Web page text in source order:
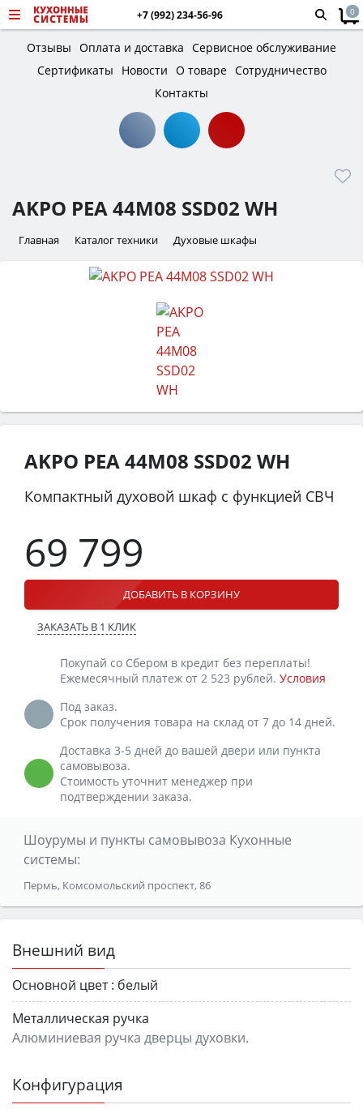
+7 (992) 234-56-96 0
Отзывы Оплата и доставка Сервисное обслуживание
Сертификаты
Новости О товаре Сотрудничество
Контакты
AKPO PEA 44M08 SSD02 WH
Главная Каталог техники Духовые шкафы
AKPO PEA 44M08 SSD02 WH
Компактный духовой шкаф с функцией СВЧ
69 799
ДОБАВИТЬ В КОРЗИНУ
ЗАКАЗАТЬ В 1 КЛИК
Покупай со Сбером в кредит без переплаты!
Ежемесячный платеж от 2 523 рублей. Условия
Под заказ.
Срок получения товара на склад от 7 до 14 дней.
Доставка 3-5 дней до вашей двери или пункта
самовывоза.
Стоимость уточнит менеджер при
подтверждении заказа.
Шоурумы и пункты самовывоза Кухонные
системы:
Пермь, Комсомольский проспект, 86
Внешний вид
Основной цвет : белый
Металлическая ручка
Алюминиевая ручка дверцы духовки.
Конфигурация